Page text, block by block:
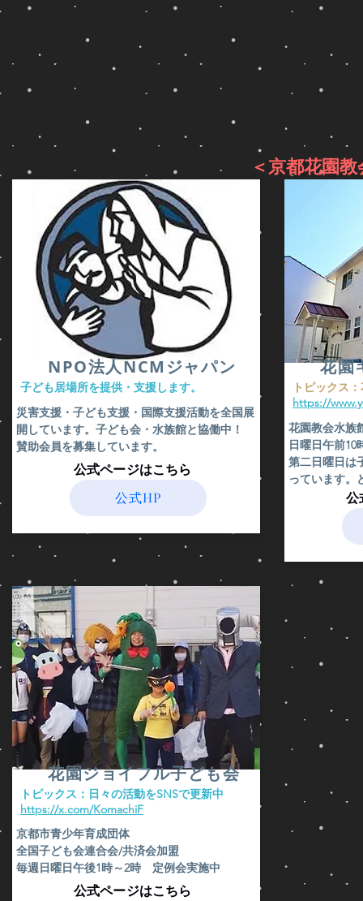
＜京都花園
​NPO法人NCMジャパン
​子ども居場所を提供・支援します。
​災害支援・子ども支援・国際支援活動を全国展
開しています。子ども会・水族館と協働中！
賛助会員を募集しています。
​公式ページはこちら
公式HP
花園
トピックス
https://
花園教会水族
日曜日午前
第二日曜日は
っています。
公
花園ジョイフル子ども会
​トピックス：日々の活動をSNSで更新中
​https://x.com/KomachiF
京都市青少年育成団体
全国子ども会連合会/共済会加盟
毎週日曜日午後1時～2時 定例会実施中
​公式ページはこちら